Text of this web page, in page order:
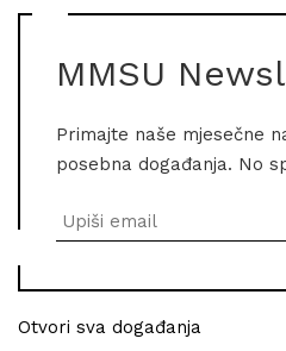
MMSU
Primajte naše mjesečne
posebna događanja. No
Otvori sva događanja